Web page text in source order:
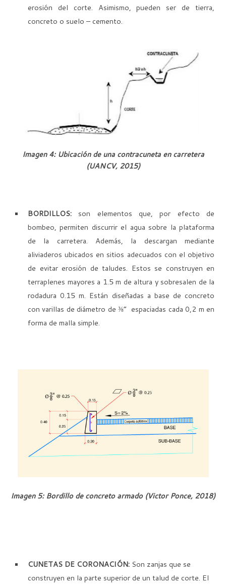
erosión del corte. Asimismo, pueden ser de tierra,
concreto o suelo – cemento.
Imagen 4: Ubicación de una contracuneta en carretera
(UANCV, 2015)
BORDILLOS: son elementos que, por efecto de
bombeo, permiten discurrir el agua sobre la plataforma
de la carretera. Además, la descargan mediante
aliviaderos ubicados en sitios adecuados con el objetivo
de evitar erosión de taludes. Estos se construyen en
terraplenes mayores a 1.5 m de altura y sobresalen de la
rodadura 0.15 m. Están diseñadas a base de concreto
con varillas de diámetro de ⅜” espaciadas cada 0,2 m en
forma de malla simple.
Imagen 5: Bordillo de concreto armado (Victor Ponce, 2018)
CUNETAS DE CORONACIÓN: Son zanjas que se
construyen en la parte superior de un talud de corte. El